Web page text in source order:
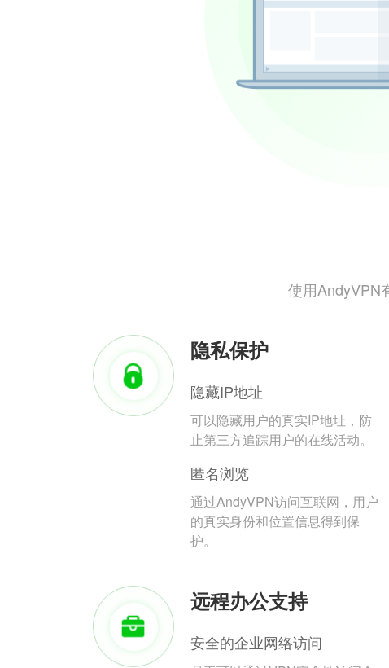
使用AndyVPN
隐私保护
隐藏IP地址
可以隐藏用户的真实IP地址，防
止第三方追踪用户的在线活动。
匿名浏览
通过AndyVPN访问互联网，用户
的真实身份和位置信息得到保
护。
远程办公支持
安全的企业网络访问